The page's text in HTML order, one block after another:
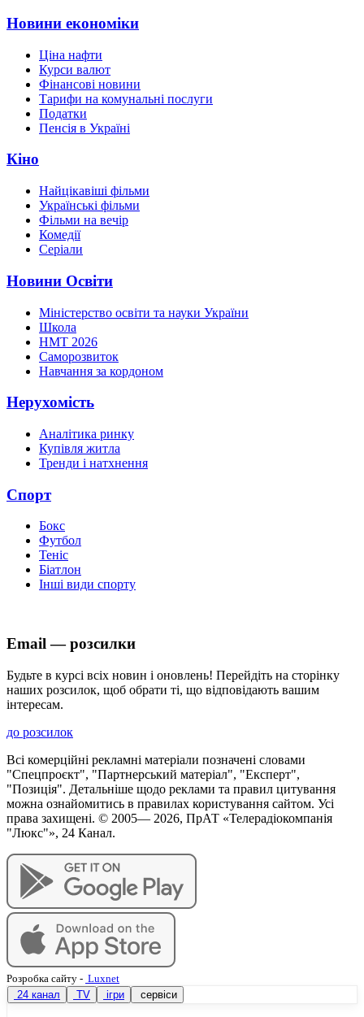
Новини економіки
Ціна нафти
Курси валют
Фінансові новини
Тарифи на комунальні послуги
Податки
Пенсія в Україні
Кіно
Найцікавіші фільми
Українські фільми
Фільми на вечір
Комедії
Серіали
Новини Освіти
Міністерство освіти та науки України
Школа
НМТ 2026
Саморозвиток
Навчання за кордоном
Нерухомість
Аналітика ринку
Купівля житла
Тренди і натхнення
Спорт
Бокс
Футбол
Теніс
Біатлон
Інші види спорту
Email — розсилки
Будьте в курсі всіх новин і оновлень! Перейдіть на сторінку
наших розсилок, щоб обрати ті, що відповідають вашим
інтересам.
до розсилок
Всі комерційні рекламні матеріали позначені словами
"Спецпроєкт", "Партнерський матеріал", "Експерт",
"Позиція". Детальніше щодо реклами та правил цитування
можна ознайомитись в правилах користування сайтом. Усі
права захищені. © 2005— 2026, ПрАТ «Телерадіокомпанія
"Люкс"», 24 Канал.
Розробка сайту - Luxnet
24 канал
TV ігри сервіси